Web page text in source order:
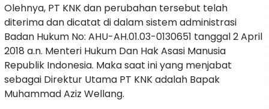
Olehnya, PT KNK dan perubahan tersebut telah
diterima dan dicatat di dalam sistem administrasi
Badan Hukum No: AHU-AH.01.03-0130651 tanggal 2 April
2018 a.n. Menteri Hukum Dan Hak Asasi Manusia
Republik Indonesia. Maka saat ini yang menjabat
sebagai Direktur Utama PT KNK adalah Bapak
Muhammad Aziz Wellang.